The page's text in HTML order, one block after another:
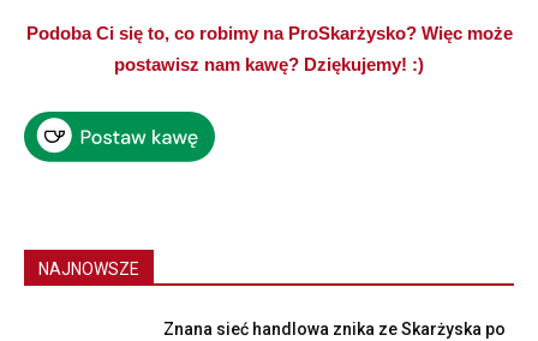
Podoba Ci się to, co robimy na ProSkarżysko? Więc może
postawisz nam kawę? Dziękujemy! :)
NAJNOWSZE
Znana sieć handlowa znika ze Skarżyska po